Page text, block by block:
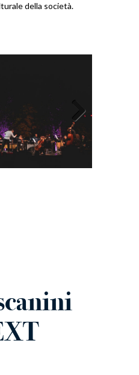
della società.
Next